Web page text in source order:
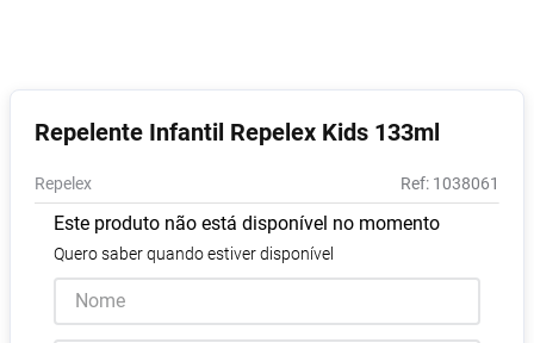
Repelente Infantil Repelex Kids 133ml
Repelex : 1038061
Este produto não está disponível no momento
Quero saber quando estiver disponível
6º Desodorante
7º
8 Absorvente
9º Pampers Confort Sec
10 º